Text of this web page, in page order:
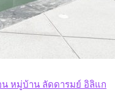
น หมู่บ้าน ลัดดารมย์ อิลิแก